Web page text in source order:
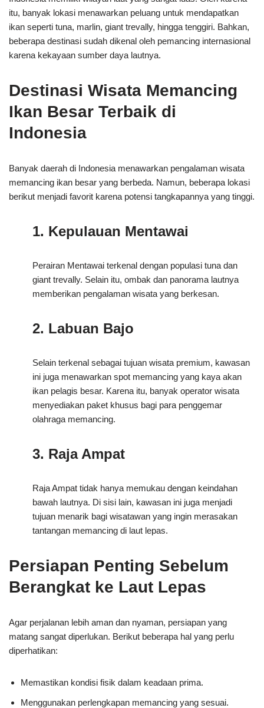
itu, banyak lokasi menawarkan peluang untuk mendapatkan
ikan seperti tuna, marlin, giant trevally, hingga tenggiri. Bahkan,
beberapa destinasi sudah dikenal oleh pemancing internasional
karena kekayaan sumber daya lautnya.
Destinasi Wisata Memancing
Ikan Besar Terbaik di
Indonesia
Banyak daerah di Indonesia menawarkan pengalaman wisata
memancing ikan besar yang berbeda. Namun, beberapa lokasi
berikut menjadi favorit karena potensi tangkapannya yang tinggi.
1. Kepulauan Mentawai
Perairan Mentawai terkenal dengan populasi tuna dan
giant trevally. Selain itu, ombak dan panorama lautnya
memberikan pengalaman wisata yang berkesan.
2. Labuan Bajo
Selain terkenal sebagai tujuan wisata premium, kawasan
ini juga menawarkan spot memancing yang kaya akan
ikan pelagis besar. Karena itu, banyak operator wisata
menyediakan paket khusus bagi para penggemar
olahraga memancing.
3. Raja Ampat
Raja Ampat tidak hanya memukau dengan keindahan
bawah lautnya. Di sisi lain, kawasan ini juga menjadi
tujuan menarik bagi wisatawan yang ingin merasakan
tantangan memancing di laut lepas.
Persiapan Penting Sebelum
Berangkat ke Laut Lepas
Agar perjalanan lebih aman dan nyaman, persiapan yang
matang sangat diperlukan. Berikut beberapa hal yang perlu
diperhatikan:
Memastikan kondisi fisik dalam keadaan prima.
Menggunakan perlengkapan memancing yang sesuai.